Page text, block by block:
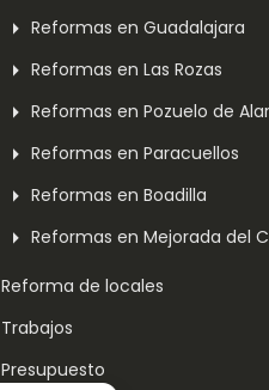
Reformas en Guadalajara
Reformas en Las Rozas
Reformas en Pozuelo de
Reformas en Paracuellos
Reformas en Boadilla
Reformas en Mejorada del
Reforma de locales
Trabajos
Presupuesto